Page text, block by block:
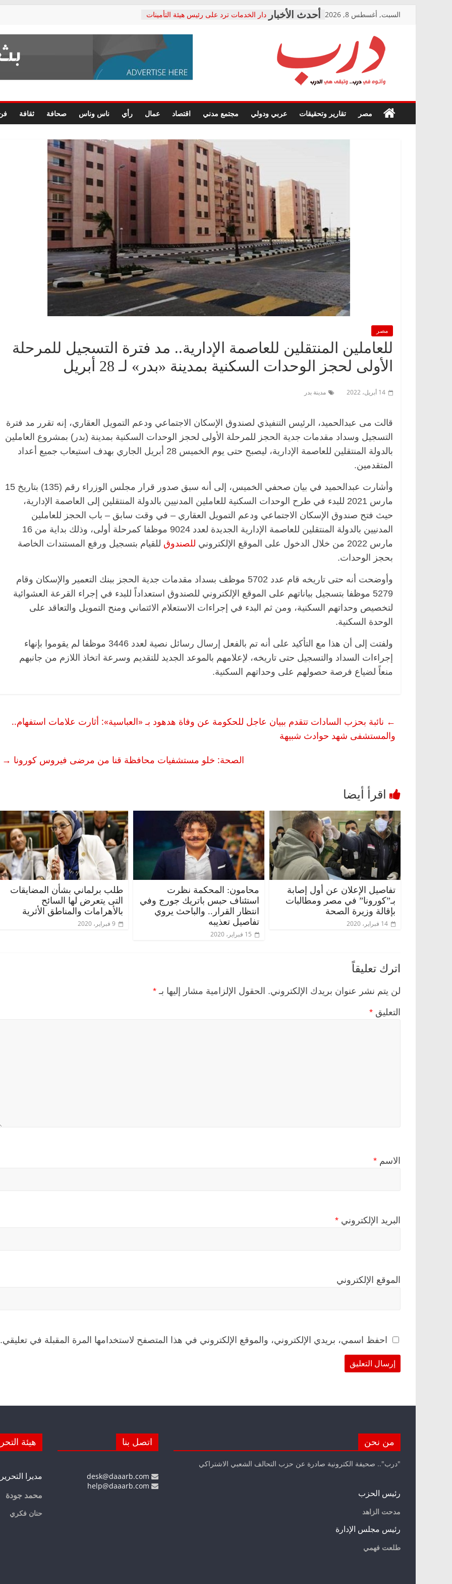
السبت, أغسطس 8, 2026
دار الخدمات ترد على رئيس هيئة التأمينات
معاناة أصحاب المعاشات.. ونطالب بكشف
فرحات سليمان يكتب: القطاع الصحي إلى
حزب التحالف الشعبي يطلق لجنة “الحق
صور .. اعتماد الرسومات النهائية للقرار
الوزاري لمدينة الصحفيين.. وانتهاء أعمال
إنشاء المبنى الإداري
متابعة قضية الدكتور محمد زهران.. ويؤكد:
قرينة البراءة وضمانات المحاكمة العادلة
حق أصيل
درب
في
درب..
مصر تقارير وتحقيقات عربي ودولي مجتمع مدني اقتصاد عمال رأي ناس وناس صحافة ثقافة
مصر
للعاملين المنتقلين للعاصمة الإدارية.. مد فترة التسجيل للمرحلة
الأولى لحجز الوحدات السكنية بمدينة «بدر» لـ 28 أبريل
14 أبريل، 2022 مدينة بدر
قالت مى عبدالحميد، الرئيس التنفيذي لصندوق الإسكان الاجتماعي ودعم التمويل العقاري، إنه تقرر مد فترة
التسجيل وسداد مقدمات جدية الحجز للمرحلة الأولى لحجز الوحدات السكنية بمدينة (بدر) بمشروع العاملين
بالدولة المنتقلين للعاصمة الإدارية، ليصبح حتى يوم الخميس 28 أبريل الجاري بهدف استيعاب جميع أعداد
المتقدمين.
وأشارت عبدالحميد في بيان صحفي الخميس، إلى أنه سبق صدور قرار مجلس الوزراء رقم (135) بتاريخ 15
مارس 2021 للبدء في طرح الوحدات السكنية للعاملين المدنيين بالدولة المنتقلين إلى العاصمة الإدارية،
حيث فتح صندوق الإسكان الاجتماعي ودعم التمويل العقاري – في وقت سابق – باب الحجز للعاملين
المدنيين بالدولة المنتقلين للعاصمة الإدارية الجديدة لعدد 9024 موظفا كمرحلة أولى، وذلك بداية من 16
مارس 2022 من خلال الدخول على الموقع الإلكتروني
للصندوق للقيام بتسجيل ورفع المستندات الخاصة
بحجز الوحدات.
وأوضحت أنه حتى تاريخه قام عدد 5702 موظف بسداد مقدمات جدية الحجز ببنك التعمير والإسكان وقام
5279 موظفا بتسجيل بياناتهم على الموقع الإلكتروني للصندوق استعداداً للبدء في إجراء القرعة العشوائية
لتخصيص وحداتهم السكنية، ومن ثم البدء في إجراءات الاستعلام الائتماني ومنح التمويل والتعاقد على
الوحدة السكنية.
ولفتت إلى أن هذا مع التأكيد على أنه تم بالفعل إرسال رسائل نصية لعدد 3446 موظفا لم يقوموا بإنهاء
إجراءات السداد والتسجيل حتى تاريخه، لإعلامهم بالموعد الجديد للتقديم وسرعة اتخاذ اللازم من جانبهم
منعاً لضياع فرصة حصولهم على وحداتهم السكنية.
← نائبة بحزب السادات تتقدم ببيان عاجل للحكومة عن وفاة هدهود بـ «العباسية»: أثارت علامات استفهام..
والمستشفى شهد حوادث شبيهة
الصحة: خلو مستشفيات محافظة قنا من مرضى فيروس كورونا →
تفاصيل الإعلان عن أول إصابة
بـ”كورونا” في مصر ومطالبات
بإقالة وزيرة الصحة
14 فبراير، 2020
محامون: المحكمة نظرت
استئناف حبس باتريك جورج وفي
انتظار القرار.. والباحث يروي
تفاصيل تعذيبه
15 فبراير، 2020
طلب برلماني بشأن المضايقات
التى يتعرض لها السائح
بالأهرامات والمناطق الأثرية
9 فبراير، 2020
اترك تعليقاً
لن يتم نشر عنوان بريدك الإلكتروني. الحقول الإلزامية مشار إليها بـ *
التعليق *
الاسم *
البريد الإلكتروني *
الموقع الإلكتروني
احفظ اسمي، بريدي الإلكتروني، والموقع الإلكتروني في هذا المتصفح لاستخدامها المرة المقبلة في تعليقي.
الرئيسية مصر ناس وناس
مقعد شاغر على مائدة الإفطار.. يحيى
حسين عبدالهادي فارس مقاومة
الخصخصة الذي دافع عن المال العام
(بروفايل)
21 فبراير، 2026
الرئيسية مصر ناس وناس
في ذكرى رحيله.. د. نور فرحات فقيه
قانوني دافع عن قضايا الوطن وانحاز
للحرية (بروفايل)
26 يناير، 2026
ناس وناس
فاروق.. خبير اقتصادي
ميلاده وحيداً على أبواب
من نحن
"درب".. صحيفة الكترونية صادرة عن حزب التحالف الشعبي الاشتراكي
رئيس الحزب
مدحت الزاهد
رئيس مجلس الإدارة
طلعت فهمي
اتصل بنا هيئة
مديرا التحرير
محمد جودة
حنان فكري